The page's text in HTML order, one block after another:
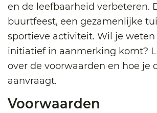
en de leefbaarheid verbeteren.
buurtfeest, een gezamenlijke
sportieve activiteit. Wil je
initiatief in aanmerking komt?
over de voorwaarden en hoe je
aanvraagt.
Voorwaarden